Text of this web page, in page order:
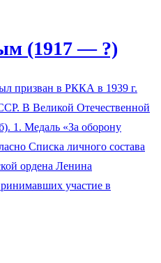
(1917 — ?)
призван в РККА в 1939 г.
В Великой Отечественной
1. Медаль «За оборону
Списка личного состава
ордена Ленина
участие в